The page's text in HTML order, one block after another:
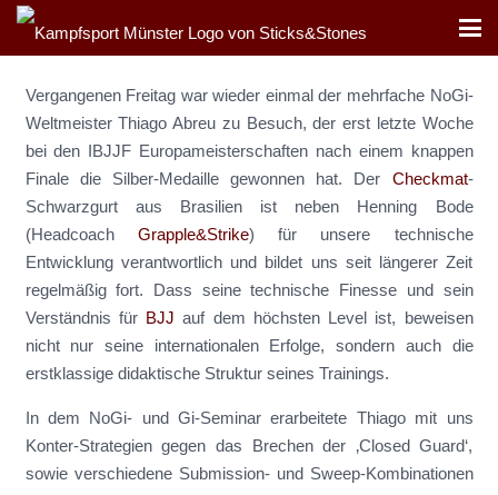
Vergangenen Freitag war wieder einmal der mehrfache NoGi-
Weltmeister Thiago Abreu zu Besuch, der erst letzte Woche
bei den IBJJF Europameisterschaften nach einem knappen
Finale die Silber-Medaille gewonnen hat. Der Checkmat-
Schwarzgurt aus Brasilien ist neben Henning Bode
(Headcoach Grapple&Strike) für unsere technische
Entwicklung verantwortlich und bildet uns seit längerer Zeit
regelmäßig fort. Dass seine technische Finesse und sein
Verständnis für BJJ auf dem höchsten Level ist, beweisen
nicht nur seine internationalen Erfolge, sondern auch die
erstklassige didaktische Struktur seines Trainings.
In dem NoGi- und Gi-Seminar erarbeitete Thiago mit uns
Konter-Strategien gegen das Brechen der ‚Closed Guard‘,
sowie verschiedene Submission- und Sweep-Kombinationen